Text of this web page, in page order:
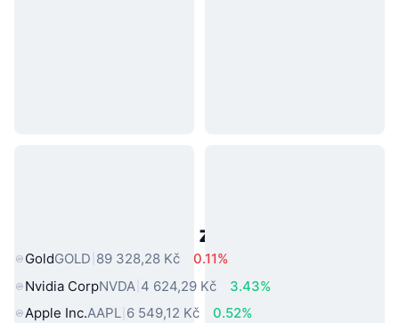
Populární aktiva z reálného světa
GoldGOLD 89 328,28 Kč
0.11%
Nvidia CorpNVDA 4 624,29 Kč
3.43%
Apple Inc.AAPL 6 549,12 Kč
0.52%